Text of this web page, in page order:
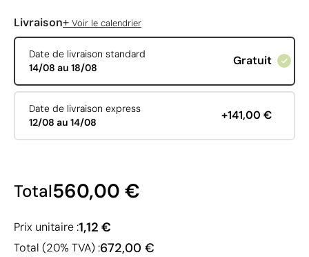
Livraison+ Voir le calendrier
Date de livraison standard
14/08 au 18/08
Gratuit
Date de livraison express
12/08 au 14/08
+141,00 €
Total560,00 €
Prix unitaire :1,12 €
Total (20% TVA) :672,00 €